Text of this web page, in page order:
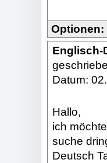
Optionen:
Englisch-
Datum:
Hallo,
ich
suche
Deutsch